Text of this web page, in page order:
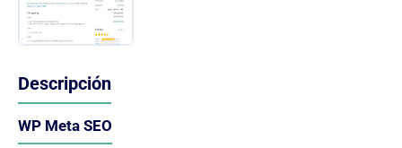
Descripción
WP Meta SEO